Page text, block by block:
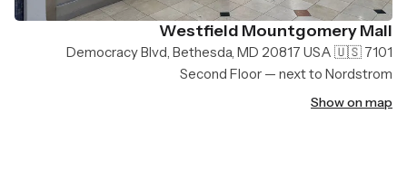
Westfield Mountgomery Mall
7101 Democracy Blvd, Bethesda, MD 20817 USA 🇺🇸
Second Floor — next to Nordstrom
Show on map